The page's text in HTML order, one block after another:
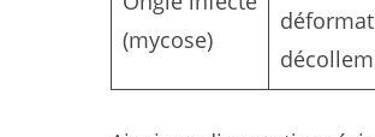
(mycose)